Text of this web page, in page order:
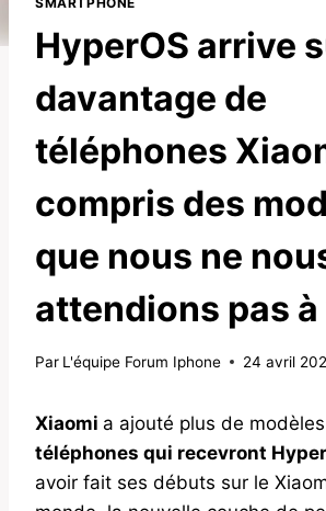
HyperOS arrive
davantage de
téléphones
compris des
que nous ne
attendions pas
Par L'équipe Forum Iphone 24 avril
Xiaomi a ajouté plus de
téléphones qui recevront
avoir fait ses débuts sur le